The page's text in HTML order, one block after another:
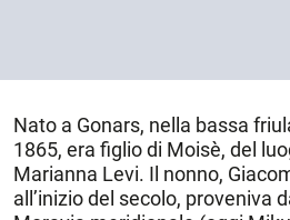
Nato a Gonars, nella bassa
1865, era figlio di Moisè, del
Marianna Levi. Il nonno,
all’inizio del secolo, proveniva